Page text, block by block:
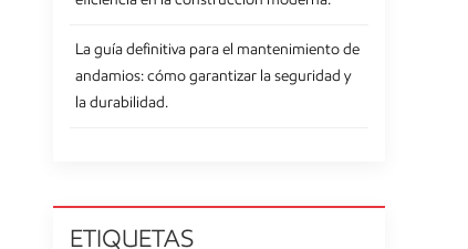
La guía definitiva para el mantenimiento de
andamios: cómo garantizar la seguridad y
la durabilidad.
ETIQUETAS